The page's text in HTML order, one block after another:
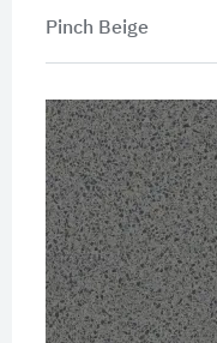
Pinch Beige